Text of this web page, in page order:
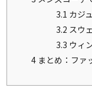
3.1 カジ
3.2 スウ
3.3 ウィ
4 まとめ：ファ